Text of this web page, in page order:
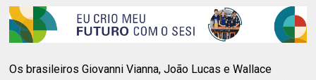
Os brasileiros Giovanni Vianna, João Lucas e Wallace